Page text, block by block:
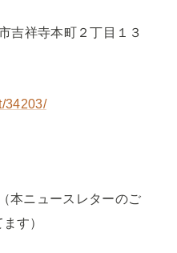
吉祥寺本町２丁目１３
34203/
本ニュースレターのご
す）